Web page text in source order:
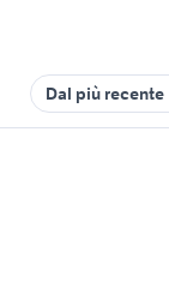
Dal più recente